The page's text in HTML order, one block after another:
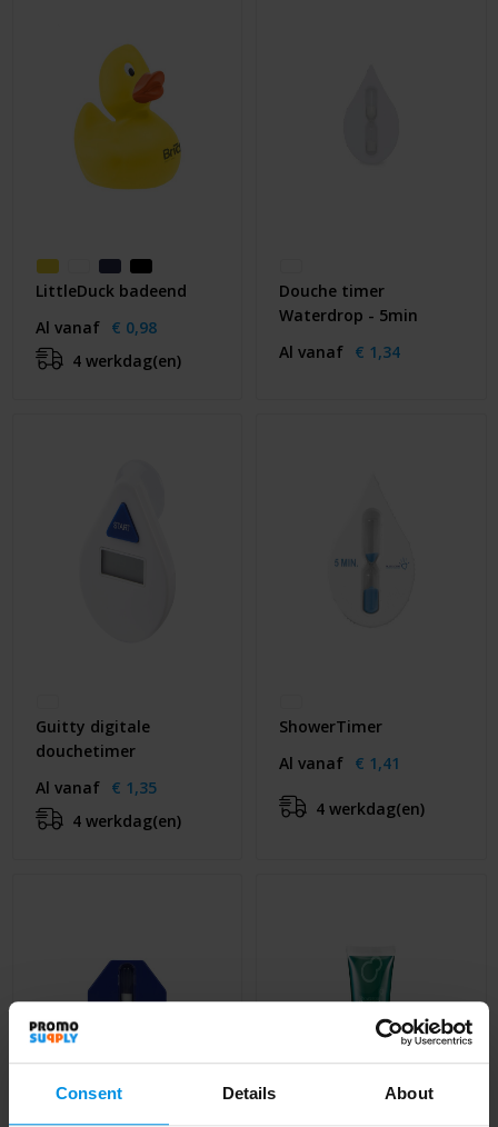
Consent Details About
LittleDuck badeend
Al vanaf € 0,98
4 werkdag(en)
Douche timer
Waterdrop - 5min
Al vanaf € 1,34
Guitty digitale
douchetimer
Al vanaf € 1,35
4 werkdag(en)
ShowerTimer
Al vanaf € 1,41
4 werkdag(en)